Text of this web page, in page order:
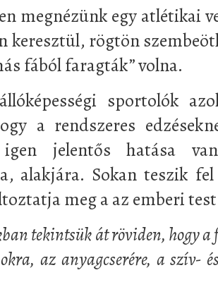
megnézünk egy atlétikai
keresztül, rögtön
fából faragták” volna.
sportolók
a rendszeres
jelentős hatása
alakjára. Sokan teszik
meg a az emberi
tekintsük át röviden, hogy
az anyagcserére, a szív-